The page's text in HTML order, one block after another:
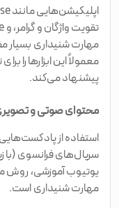
مهارت شنیداری بسیار
معمولاً این ابزارها را
پیشنهاد می‌کند.
محتوای صوتی و
سریال‌های فرانسوی (با
یوتیوب آموزشی، روش
مهارت شنیداری است.